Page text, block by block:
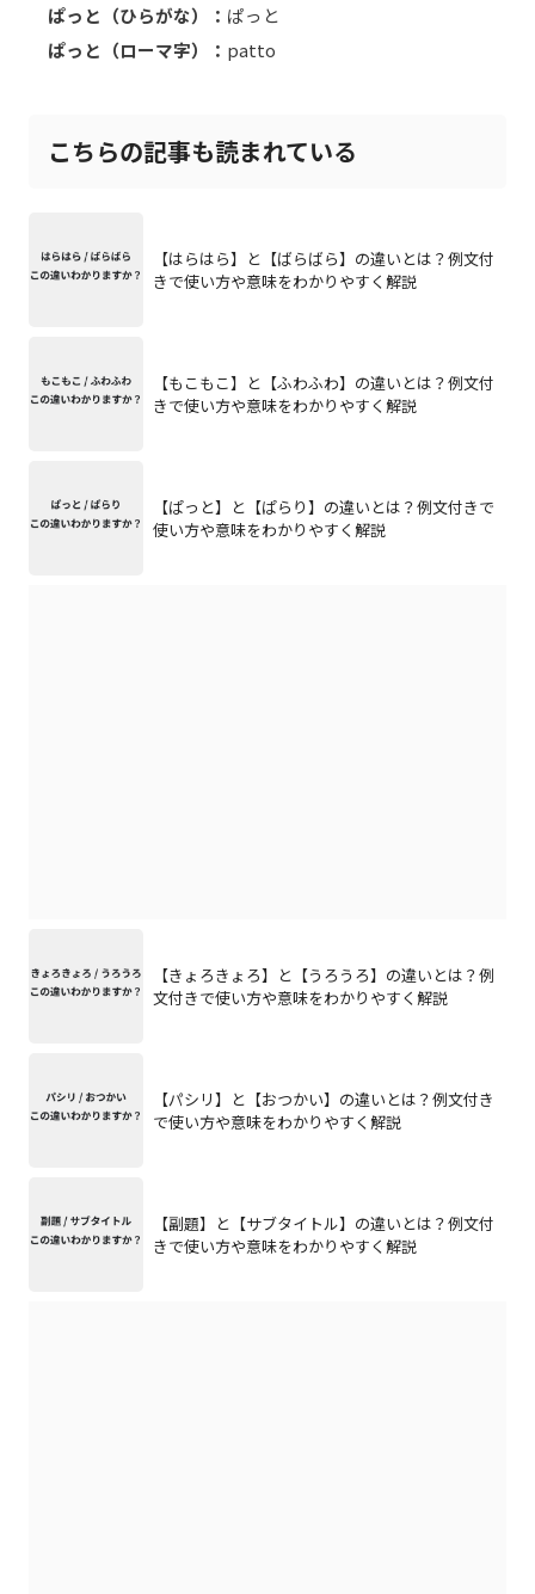
ぱっと（ひらがな）： ぱっと
ぱっと（ローマ字）： patto
こちらの記事も読まれている
【はらはら】と【ばらばら】の違いとは？例文付
きで使い方や意味をわかりやすく解説
【もこもこ】と【ふわふわ】の違いとは？例文付
きで使い方や意味をわかりやすく解説
【ぱっと】と【ぱらり】の違いとは？例文付きで
使い方や意味をわかりやすく解説
【きょろきょろ】と【うろうろ】の違いとは？例
文付きで使い方や意味をわかりやすく解説
【パシリ】と【おつかい】の違いとは？例文付き
で使い方や意味をわかりやすく解説
【副題】と【サブタイトル】の違いとは？例文付
きで使い方や意味をわかりやすく解説